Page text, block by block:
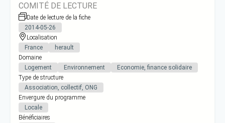
COMITÉ DE LECTURE
Date de lecture de la fiche
2014-05-26
Localisation
France
herault
Domaine
Logement
Environnement
Economie, finance solidaire
Type de structure
Association, collectif, ONG
Envergure du programme
Locale
Bénéficiaires